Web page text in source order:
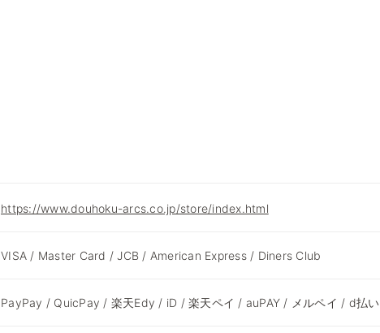
https://www.douhoku-arcs.co.jp/store/index.html
VISA / Master Card / JCB / American Express / Diners Club
PayPay / QuicPay / 楽天Edy / iD / 楽天ペイ / auPAY / メルペイ / d払い